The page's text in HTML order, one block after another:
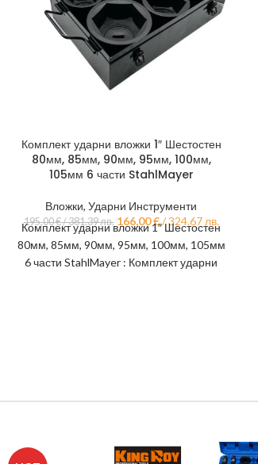
Комплект ударни вложки 1″ Шестостен
80мм, 85мм, 90мм, 95мм, 100мм,
105мм 6 части StahlMayer
Вложки,Ударни Инструменти
195,00€/ 381.39 лв. 166,00€/ 324.67 лв.
Комплект ударни вложки 1″ Шестостен
80мм, 85мм, 90мм, 95мм, 100мм, 105мм
6 части StahlMayer : Комплект ударни